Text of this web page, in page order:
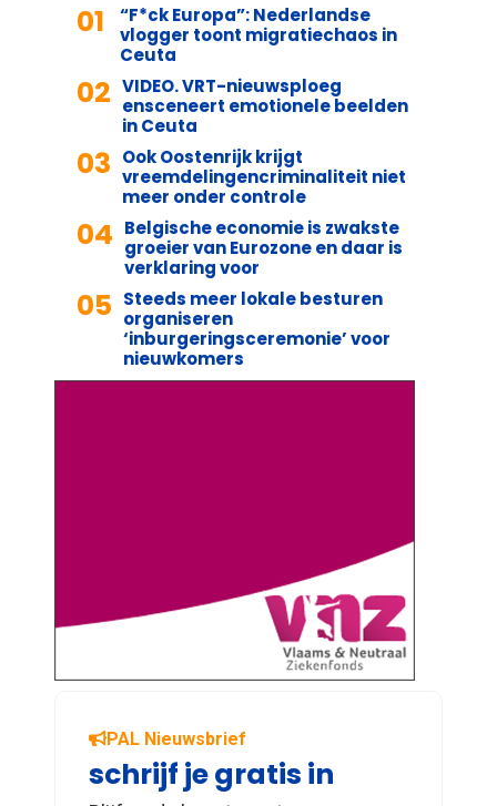
01
“F*ck Europa”: Nederlandse
vlogger toont migratiechaos in
Ceuta
02 VIDEO. VRT-nieuwsploeg
ensceneert emotionele beelden
in Ceuta
03 Ook Oostenrijk krijgt
vreemdelingencriminaliteit niet
meer onder controle
04 Belgische economie is zwakste
groeier van Eurozone en daar is
verklaring voor
05 Steeds meer lokale besturen
organiseren
‘inburgeringsceremonie’ voor
nieuwkomers
PAL Nieuwsbrief
schrijf je gratis in